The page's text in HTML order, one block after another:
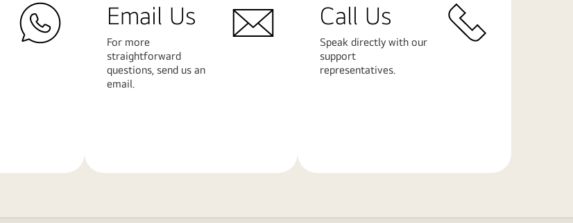
Email Us
For more
straightforward
questions, send us an
email.
Call Us
Speak directly with our
support
representatives.